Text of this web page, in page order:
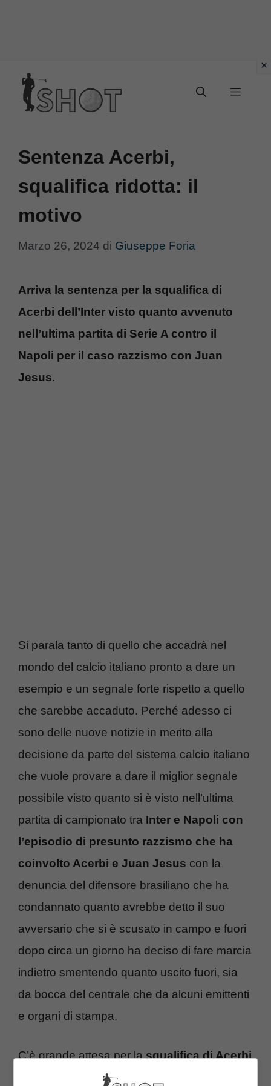
contenuto
Menu
Sentenza Acerbi,
squalifica ridotta: il
motivo
Marzo 26, 2024 di Giuseppe Foria
Arriva la sentenza per la squalifica di
Acerbi dell’Inter visto quanto avvenuto
nell’ultima partita di Serie A contro il
Napoli per il caso razzismo con Juan
Jesus.
Si parala tanto di quello che accadrà nel
mondo del calcio italiano pronto a dare un
esempio e un segnale forte rispetto a quello
che sarebbe accaduto. Perché adesso ci
sono delle nuove notizie in merito alla
decisione da parte del sistema calcio italiano
che vuole provare a dare il miglior segnale
possibile visto quanto si è visto nell’ultima
partita di campionato tra Inter e Napoli con
l’episodio di presunto razzismo che ha
coinvolto Acerbi e Juan Jesus con la
denuncia del difensore brasiliano che ha
condannato quanto avrebbe detto il suo
avversario che si è scusato in campo e fuori
dopo circa un giorno ha deciso di fare marcia
indietro smentendo quanto uscito fuori, sia
da bocca del centrale che da alcuni emittenti
e organi di stampa.
C’è grande attesa per lasqualifica di Acerbi
e cosa sarà deciso dal Giudice nei